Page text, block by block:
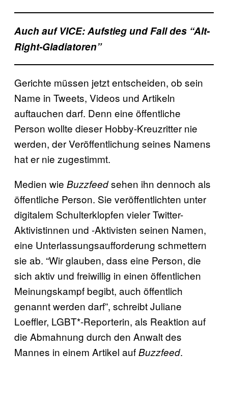
Auch auf VICE: Aufstieg und Fall des “Alt-
Right-Gladiatoren”
Gerichte müssen jetzt entscheiden, ob sein
Name in Tweets, Videos und Artikeln
auftauchen darf. Denn eine öffentliche
Person wollte dieser Hobby-Kreuzritter nie
werden, der Veröffentlichung seines Namens
hat er nie zugestimmt.
Medien wie Buzzfeedsehen ihn dennoch als
öffentliche Person. Sie veröffentlichten unter
digitalem Schulterklopfen vieler Twitter-
Aktivistinnen und -Aktivisten seinen Namen,
eine Unterlassungsaufforderung schmettern
sie ab. “Wir glauben, dass eine Person, die
sich aktiv und freiwillig in einen öffentlichen
Meinungskampf begibt, auch öffentlich
genannt werden darf”, schreibt Juliane
Loeffler, LGBT*-Reporterin, als Reaktion auf
die Abmahnung durch den Anwalt des
Mannes in einem Artikel aufBuzzfeed.